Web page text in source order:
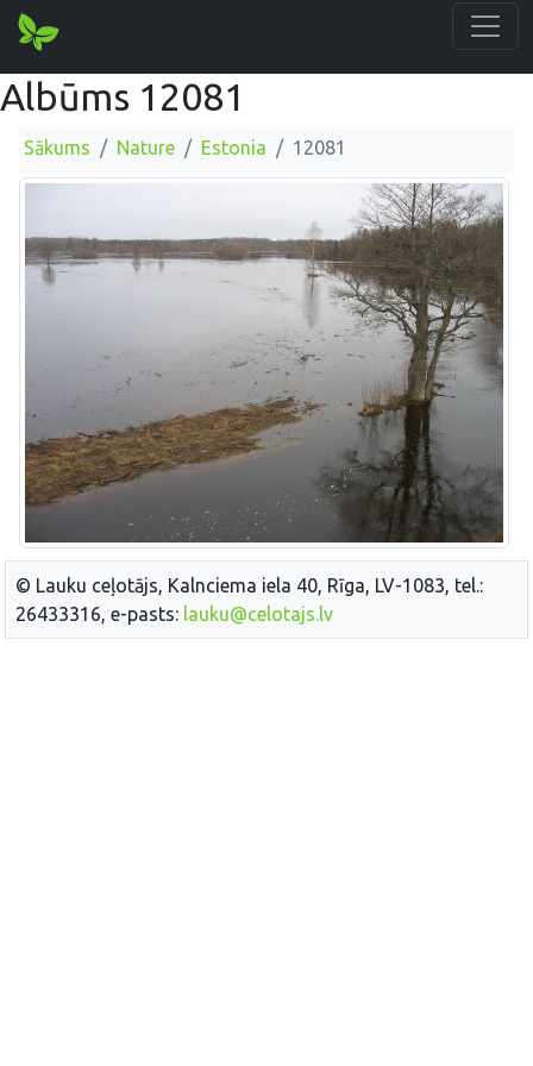
Albūms 12081
Sākums Nature Estonia 12081
© Lauku ceļotājs, Kalnciema iela 40, Rīga, LV-1083, tel.:
26433316, e-pasts: lauku@celotajs.lv